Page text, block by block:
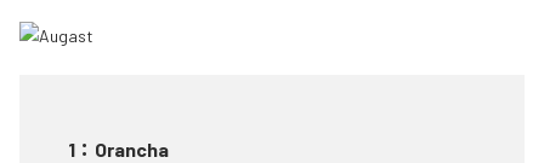
1 ： Orancha